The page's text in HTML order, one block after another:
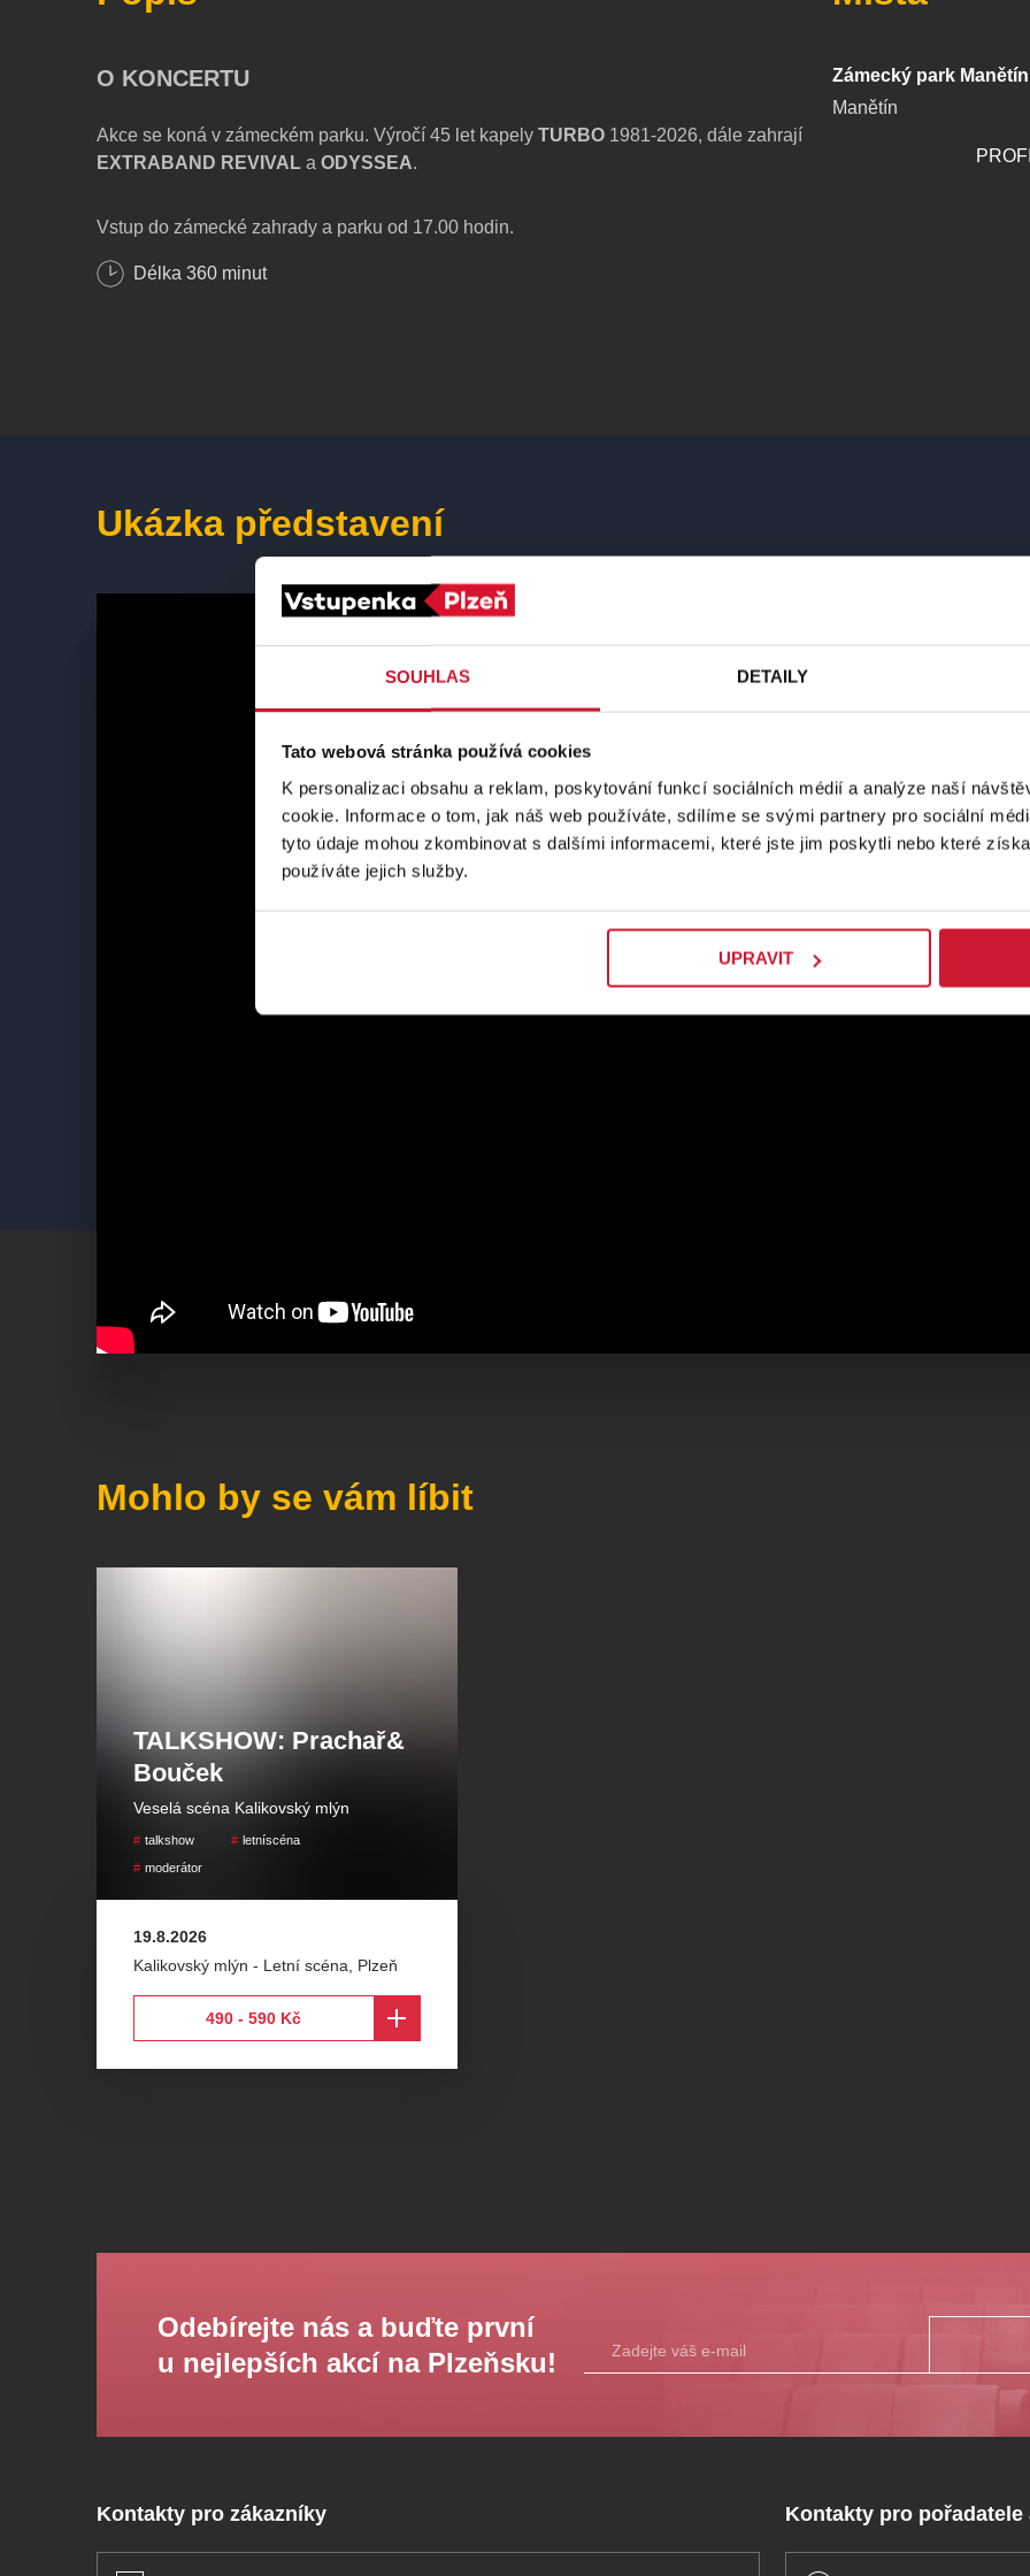
SOUHLAS DETAILY
Tato webová stránka používá cookies
K personalizaci obsahu a reklam, poskytování funkcí sociálních médií a analýze naší
cookie. Informace o tom, jak náš web používáte, sdílíme se svými partnery pro sociální
tyto údaje mohou zkombinovat s dalšími informacemi, které jste jim poskytli nebo které
používáte jejich služby.
UPRAVIT
O KONCERTU
Akce se koná v zámeckém parku. Výročí 45 let kapely TURBO 1981-2026, dále zahrají
EXTRABAND REVIVAL a ODYSSEA.
Vstup do zámecké zahrady a parku od 17.00 hodin.
Délka 360 minut
Zámecký park Manětín
Manětín
Ukázka představení
Mohlo by se vám líbit
TALKSHOW: Prachař&
Bouček
Veselá scéna Kalikovský mlýn
talkshow
letníscéna
moderátor
19.8.2026
Kalikovský mlýn - Letní scéna
Plzeň
490 - 590 Kč
Odebírejte nás a buďte první
u nejlepších akcí na Plzeňsku!
Kontakty pro zákazníky Kontakty pro pořadatele